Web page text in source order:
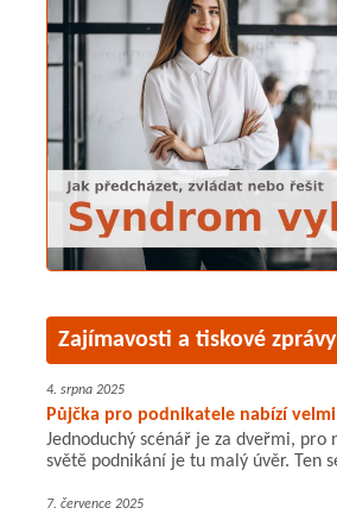
Zajímavosti a tiskové zprávy
4. srpna 2025
Půjčka pro podnikatele nabízí
Jednoduchý scénář je za dveřmi, pro
světě podnikání je tu malý úvěr. Ten
7. července 2025